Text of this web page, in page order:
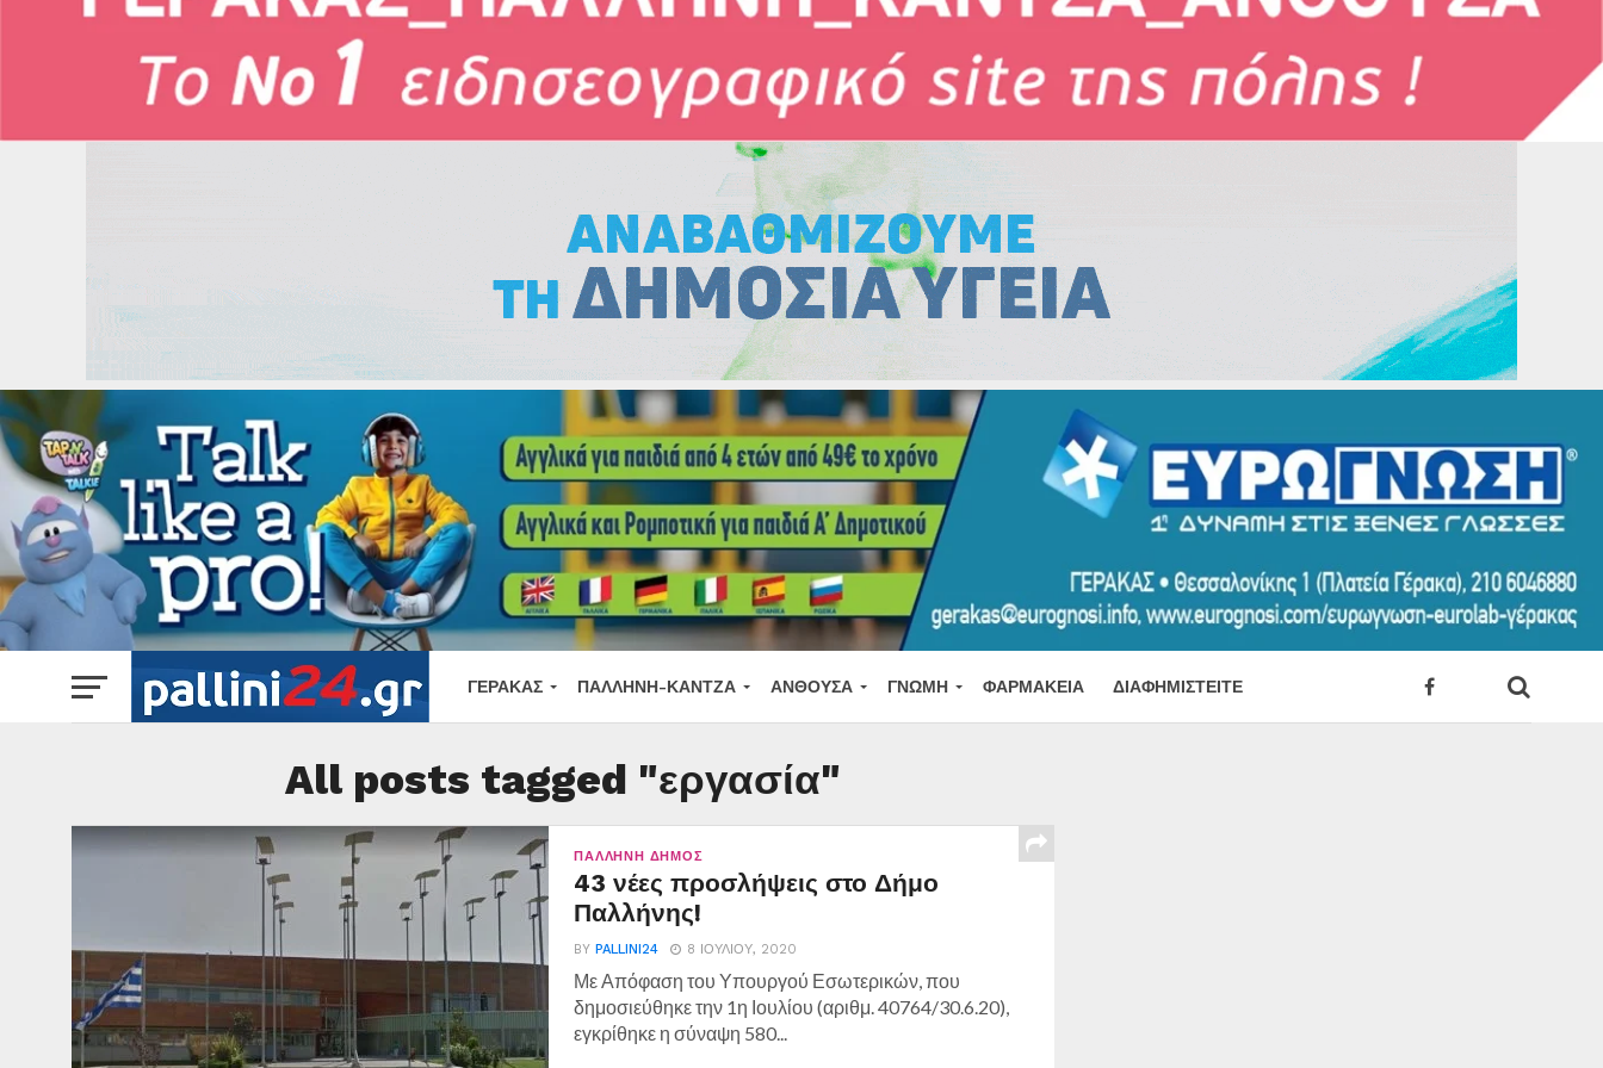
ΓΈΡΑΚΑΣ ΠΑΛΛΉΝΗ-ΚΆΝΤΖΑ ΑΝΘΟΎΣΑ ΓΝΏΜΗ ΦΑΡΜΑΚΕΊΑ ΔΙΑΦΗΜΙΣΤΕΊΤΕ
All posts tagged "εργασία"
ΠΑΛΛΉΝΗ ΔΉΜΟΣ
43 νέες προσλήψεις στο Δήμο
Παλλήνης!
BY PALLINI24 8 ΙΟΥΛΊΟΥ, 2020
Με Απόφαση του Υπουργού Εσωτερικών, που
δημοσιεύθηκε την 1η Ιουλίου (αριθμ. 40764/30.6.20),
εγκρίθηκε η σύναψη 580...